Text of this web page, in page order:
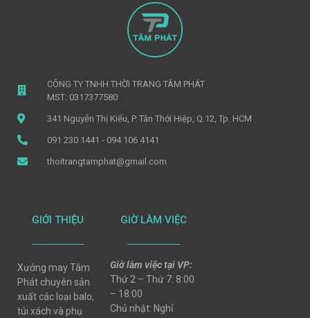
CÔNG TY TNHH THỜI TRANG TÂM PHÁT
MST: 0317377580
341 Nguyễn Thị Kiểu, P. Tân Thới Hiệp, Q.12, Tp. HCM
091 230 1441 - 094 106 4141
thoitrangtamphat@gmail.com
GIỚI THIỆU
Xưởng may Tâm
Phát chuyên sản
xuất các loại balo,
túi xách và phụ
GIỜ LÀM VIỆC
Giờ làm việc tại VP:
Thứ 2 – Thứ 7: 8:00
– 18:00
Chủ nhật: Nghỉ